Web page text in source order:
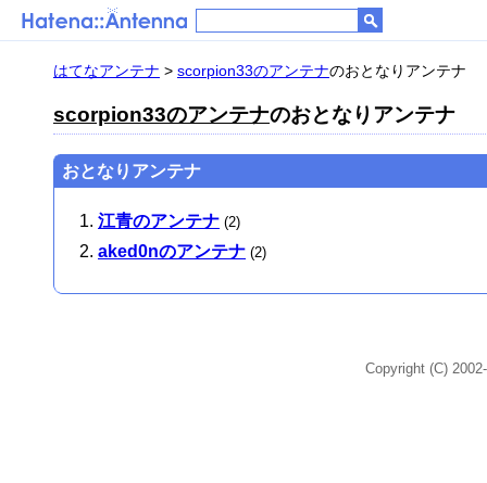
はてなアンテナ > scorpion33のアンテナのおとなりアンテナ
scorpion33のアンテナのおとなりアンテナ
おとなりアンテナ
江青のアンテナ (2)
aked0nのアンテナ (2)
Copyright (C)